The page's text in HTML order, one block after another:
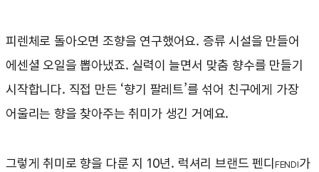
피렌체로 돌아오면 조향을 연구했어요. 증류 시설을 만들어
에센셜 오일을 뽑아냈죠. 실력이 늘면서 맞춤 향수를 만들기
시작합니다. 직접 만든 ‘향기 팔레트’를 섞어 친구에게 가장
어울리는 향을 찾아주는 취미가 생긴 거예요.
그렇게 취미로 향을 다룬 지 10년. 럭셔리 브랜드 펜디 FENDI가